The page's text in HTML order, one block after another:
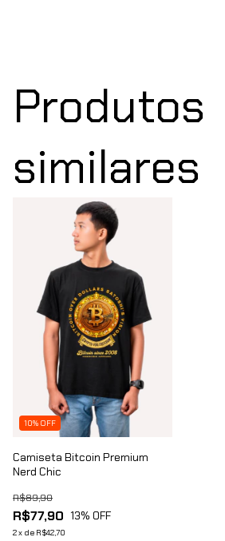
Produtos
similares
10% OFF
Camiseta Bitcoin Premium
Nerd Chic
R$77,90
R$89,90
13% OFF
2x de R$42,70